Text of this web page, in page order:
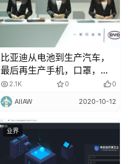
比亚迪从电池到生产汽车，
最后再生产手机，口罩，芯
片！
2.1K 0 0
AIIAW 2020-10-12
业界